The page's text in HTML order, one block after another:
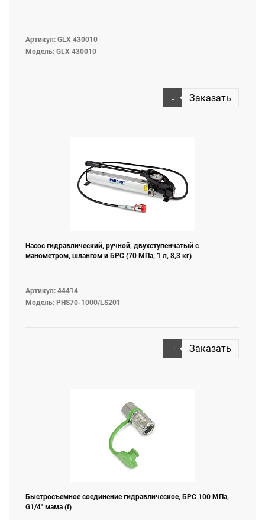
Артикул: GLX 430010
Модель: GLX 430010
Заказать
Насос гидравлический, ручной, двухступенчатый с
манометром, шлангом и БРС (70 МПа, 1 л, 8,3 кг)
Артикул: 44414
Модель: PHS70-1000/LS201
Заказать
Быстросъемное соединение гидравлическое, БРС 100 МПа,
G1/4" мама (f)